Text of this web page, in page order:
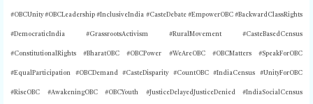
#OBCUnity #OBCLeadership #InclusiveIndia #CasteDebate #EmpowerOBC #BackwardClassRights
#DemocraticIndia #GrassrootsActivism #RuralMovement #CasteBasedCensus
#ConstitutionalRights #BharatOBC #OBCPower #WeAreOBC #OBCMatters #SpeakForOBC
#EqualParticipation #OBCDemand #CasteDisparity #CountOBC #IndiaCensus #UnityForOBC
#RiseOBC #AwakeningOBC #OBCYouth #JusticeDelayedJusticeDenied #IndiaSocialCensus